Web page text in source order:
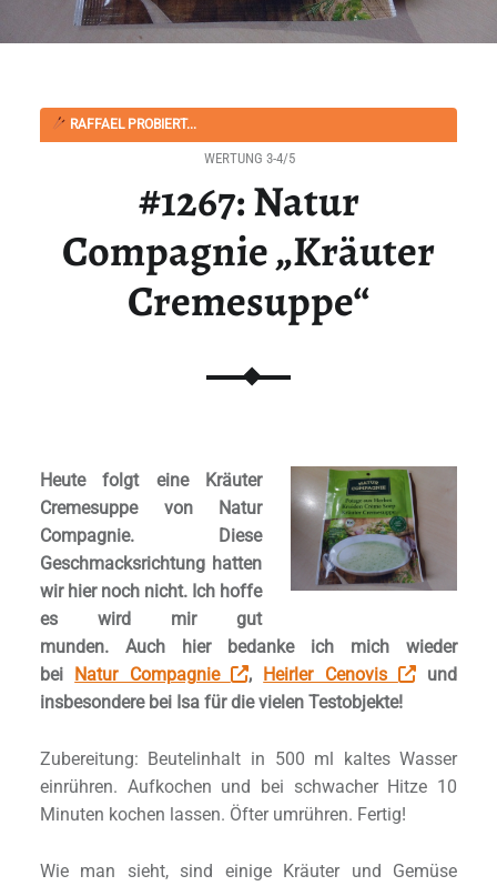
RAFFAEL PROBIERT...
#1267: Natur
Compagnie „Kräuter
Cremesuppe“
WERTUNG 3-4/5
Heute folgt eine Kräuter
Cremesuppe von Natur
Compagnie. Diese
Geschmacksrichtung hatten
wir hier noch nicht. Ich hoffe
es wird mir gut
munden. Auch hier bedanke ich mich wieder
bei Natur Compagnie , Heirler Cenovis
und
insbesondere bei Isa für die vielen Testobjekte!
Zubereitung: Beutelinhalt in 500 ml kaltes Wasser
einrühren. Aufkochen und bei schwacher Hitze 10
Minuten kochen lassen. Öfter umrühren. Fertig!
Wie man sieht, sind einige Kräuter und Gemüse